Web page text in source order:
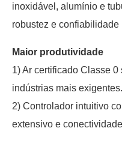
inoxidável, alumínio e
robustez e confiabilidade
Maior produtividade
1) Ar certificado Classe
indústrias mais exigentes.
2) Controlador intuitivo
extensivo e